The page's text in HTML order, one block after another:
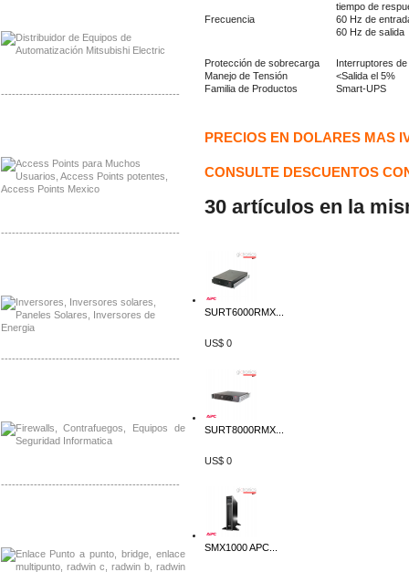
-------------------------------------------------
-------------------------------------------------
-------------------------------------------------
-------------------------------------------------
tiempo de
Frecuencia
60 Hz de
60 Hz de salida
Protección de sobrecarga
Interruptores
Manejo de Tensión
<Salida el 5%
Familia de Productos
Smart-UPS
PRECIOS EN DOLARES MAS
CONSULTE DESCUENTOS
30 artículos en la
SURT6000RMX...
US$ 0
SURT8000RMX...
US$ 0
SMX1000 APC...